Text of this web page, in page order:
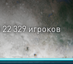
22 329игроков